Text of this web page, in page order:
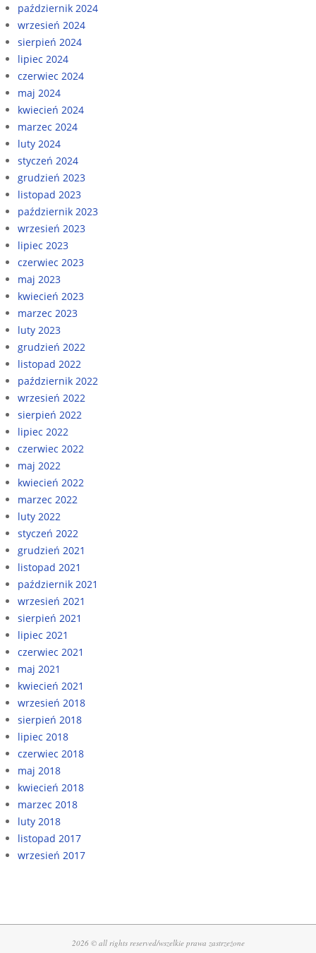
październik 2024
wrzesień 2024
sierpień 2024
lipiec 2024
czerwiec 2024
maj 2024
kwiecień 2024
marzec 2024
luty 2024
styczeń 2024
grudzień 2023
listopad 2023
październik 2023
wrzesień 2023
lipiec 2023
czerwiec 2023
maj 2023
kwiecień 2023
marzec 2023
luty 2023
grudzień 2022
listopad 2022
październik 2022
wrzesień 2022
sierpień 2022
lipiec 2022
czerwiec 2022
maj 2022
kwiecień 2022
marzec 2022
luty 2022
styczeń 2022
grudzień 2021
listopad 2021
październik 2021
wrzesień 2021
sierpień 2021
lipiec 2021
czerwiec 2021
maj 2021
kwiecień 2021
wrzesień 2018
sierpień 2018
lipiec 2018
czerwiec 2018
maj 2018
kwiecień 2018
marzec 2018
luty 2018
listopad 2017
wrzesień 2017
2026 © all rights reserved/wszelkie prawa zastrzeżone